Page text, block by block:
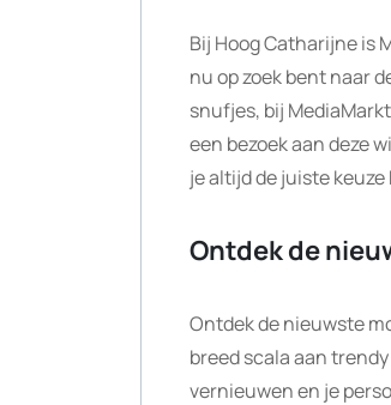
Bij Hoog Catharijne is
nu op zoek bent naar
snufjes, bij
een bezoek aan deze
je altijd de juiste
Ontdek de
Ontdek de nieuwste
breed scala aan
vernieuwen en je